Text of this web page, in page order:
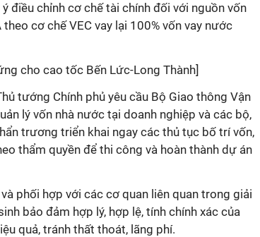
điều chỉnh cơ chế tài chính đối với nguồn vốn
cơ chế VEC vay lại 100% vốn vay nước
cho cao tốc Bến Lức-Long Thành]
tướng Chính phủ yêu cầu Bộ Giao thông Vận
lý vốn nhà nước tại doanh nghiệp và các bộ,
trương triển khai ngay các thủ tục bố trí vốn,
thẩm quyền để thi công và hoàn thành dự án
phối hợp với các cơ quan liên quan trong giải
bảo đảm hợp lý, hợp lệ, tính chính xác của
quả, tránh thất thoát, lãng phí.